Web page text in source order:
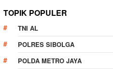
TOPIK POPULER
TNI AL
POLRES SIBOLGA
POLDA METRO JAYA